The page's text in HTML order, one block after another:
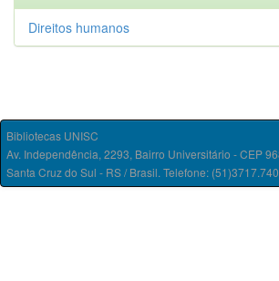
Direitos humanos
Bibliotecas UNISC
Av. Independência, 2293, Bairro Universitário - CEP
Santa Cruz do Sul - RS / Brasil. Telefone: